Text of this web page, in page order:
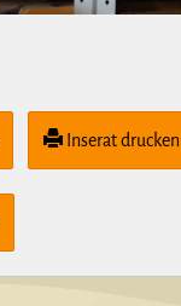
Inserat drucken